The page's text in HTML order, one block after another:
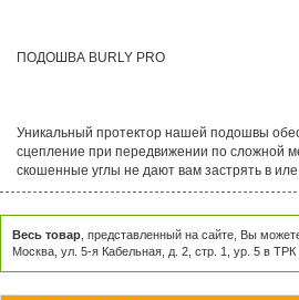
ПОДОШВА BURLY PRO
Уникальный протектор нашей подошвы
сцепление при передвижении по сложной
скошенные углы не дают вам застрять в иле
Весь товар , представленный на сайте, Вы
Москва, ул. 5-я Кабельная, д. 2, стр. 1, ур. 5 в